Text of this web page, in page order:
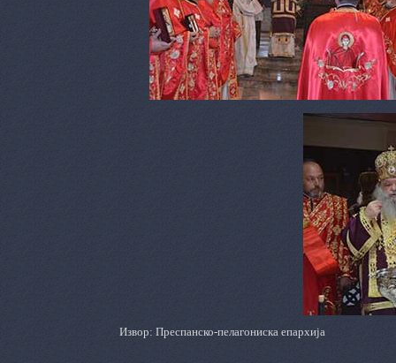
Извор: Преспанско-пелагониска епархија